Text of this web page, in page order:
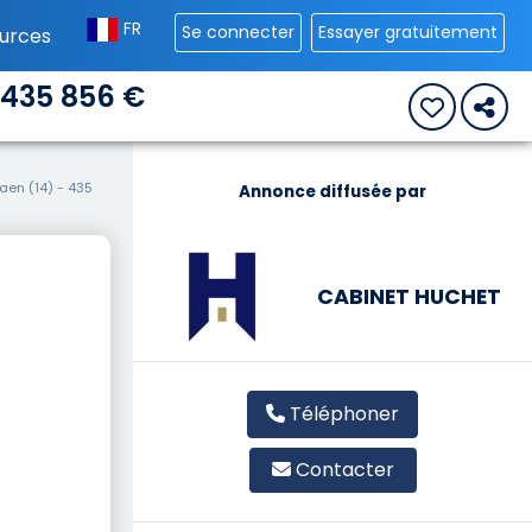
FR Se connecter Essayer gratuitement
856 €
(14) - 435 Annonce diffusée par
CABINET HUCHET
Téléphoner
Contacter